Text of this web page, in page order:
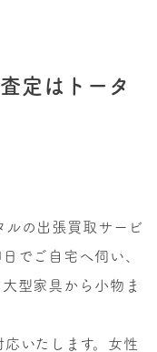
定はトータ
の出張買取サービ
でご自宅へ伺い、
型家具から小物ま
いたします。女性